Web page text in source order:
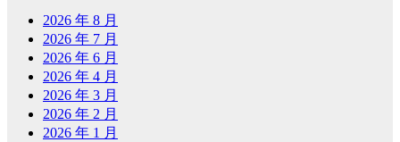
2026 年 8 月
2026 年 7 月
2026 年 6 月
2026 年 4 月
2026 年 3 月
2026 年 2 月
2026 年 1 月